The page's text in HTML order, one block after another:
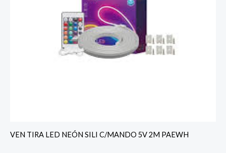
VEN TIRA LED NEÓN SILI C/MANDO 5V 2M PAEWH